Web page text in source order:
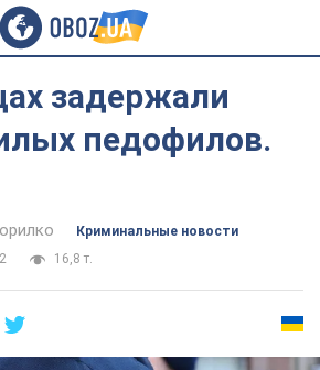
задержали
педофилов.
Криминальные новости
16,8 т.